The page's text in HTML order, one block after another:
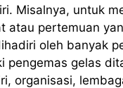
Misalnya, untuk
atau pertemuan
oleh banyak
pengemas gelas
organisasi,